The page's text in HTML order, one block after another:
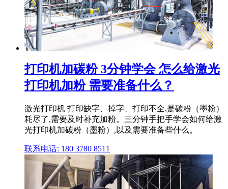
打印机加碳粉 3分钟学会 怎么给激光
打印机加粉 需要准备什么？
激光打印机 打印缺字、掉字、打印不全,是碳粉（墨粉）
耗尽了,需要及时补充加粉。三分钟手把手学会如何给激
光打印机加碳粉（墨粉）,以及需要准备些什么。
联系电话: 180 3780 8511